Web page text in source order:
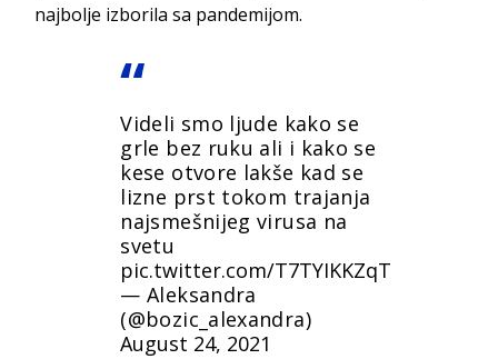
najbolje izborila sa pandemijom.
Videli smo ljude kako se
grle bez ruku ali i kako se
kese otvore lakše kad se
lizne prst tokom trajanja
najsmešnijeg virusa na
svetu
pic.twitter.com/T7TYIKKZqT
— Aleksandra
(@bozic_alexandra)
August 24, 2021